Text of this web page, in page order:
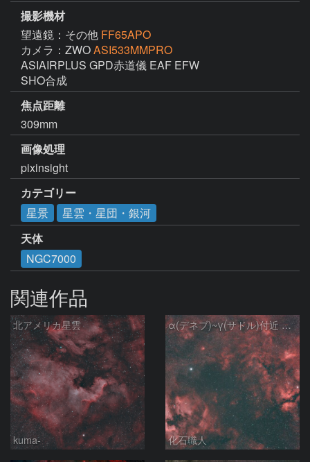
撮影機材
望遠鏡：その他 FF65APO
カメラ：ZWOASI533MMPRO
ASIAIRPLUS GPD赤道儀 EAF EFW
SHO合成
焦点距離
309mm
画像処理
pixinsight
カテゴリー
星景
星雲・星団・銀河
天体
NGC7000
関連作品
北アメリカ星雲
kuma-
α(デネブ)~γ(サドル)付近 NGC7000 北アメリカ星雲 IC5067~5070 ペリカン星雲 Sh2-112 はくちょう座
化石職人